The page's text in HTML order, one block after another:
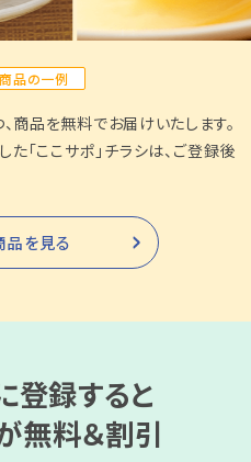
品の一例
商品を無料でお届けいたします。
「ここサポ」チラシは、ご登録後
品を見る
登録すると
無料＆割引